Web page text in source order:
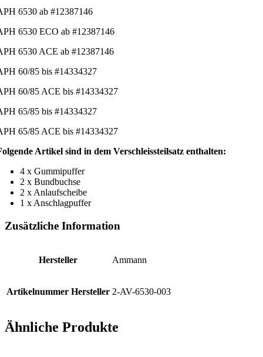
6530 ab #12387146
6530 ECO ab #12387146
6530 ACE ab #12387146
60/85 bis #14334327
60/85 ACE bis #14334327
65/85 bis #14334327
65/85 ACE bis #14334327
Artikel sind in dem Verschleissteilsatz enthalten:
4 x Gummipuffer
2 x Bundbuchse
2 x Anlaufscheibe
1 x Anschlagpuffer
Zusätzliche Information
Hersteller Ammann
Artikelnummer Hersteller 2-AV-6530-003
Ähnliche Produkte